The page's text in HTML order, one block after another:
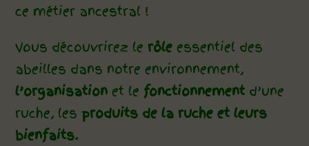
ce métier ancestral !
Vous découvrirez le rôle essentiel des
abeilles dans notre environnement,
l’organisation et le fonctionnement d’une
ruche, les produits de la ruche et leurs
bienfaits.